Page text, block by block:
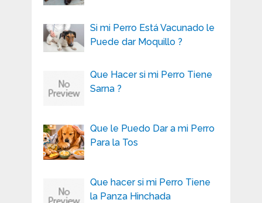
Si mi Perro Está Vacunado le
Puede dar Moquillo ?
Que Hacer si mi Perro Tiene
Sarna ?
Que le Puedo Dar a mi Perro
Para la Tos
Que hacer si mi Perro Tiene
la Panza Hinchada